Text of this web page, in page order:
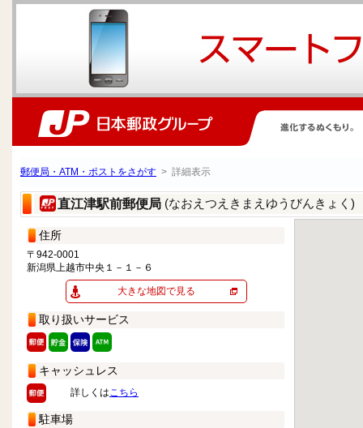
郵便局・ATM・ポストをさがす > 詳細表示
直江津駅前郵便局 (なおえつえきまえゆうびんきょく)
住所
〒942-0001
新潟県上越市中央１－１－６
大きな地図で見る
取り扱いサービス
キャッシュレス
詳しくはこちら
駐車場